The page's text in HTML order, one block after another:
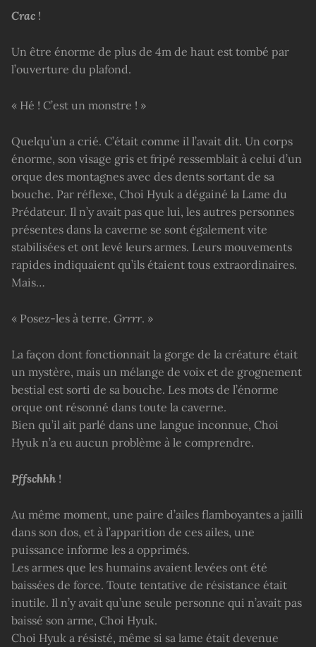
Crac !
Un être énorme de plus de 4m de haut est tombé par
l’ouverture du plafond.
« Hé ! C’est un monstre ! »
Quelqu’un a crié. C’était comme il l’avait dit. Un corps
énorme, son visage gris et fripé ressemblait à celui d’un
orque des montagnes avec des dents sortant de sa
bouche. Par réflexe, Choi Hyuk a dégainé la Lame du
Prédateur. Il n’y avait pas que lui, les autres personnes
présentes dans la caverne se sont également vite
stabilisées et ont levé leurs armes. Leurs mouvements
rapides indiquaient qu’ils étaient tous extraordinaires.
Mais…
« Posez-les à terre. Grrrr. »
La façon dont fonctionnait la gorge de la créature était
un mystère, mais un mélange de voix et de grognement
bestial est sorti de sa bouche. Les mots de l’énorme
orque ont résonné dans toute la caverne.
Bien qu’il ait parlé dans une langue inconnue, Choi
Hyuk n’a eu aucun problème à le comprendre.
Pffschhh !
Au même moment, une paire d’ailes flamboyantes a jailli
dans son dos, et à l’apparition de ces ailes, une
puissance informe les a opprimés.
Les armes que les humains avaient levées ont été
baissées de force. Toute tentative de résistance était
inutile. Il n’y avait qu’une seule personne qui n’avait pas
baissé son arme, Choi Hyuk.
Choi Hyuk a résisté, même si sa lame était devenue